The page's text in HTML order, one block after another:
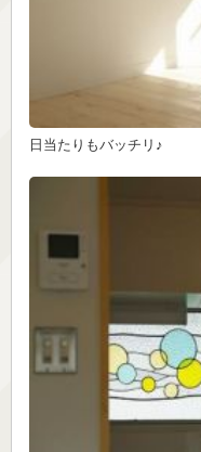
日当たりもバッチリ♪